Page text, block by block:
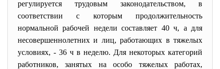
регулируется трудовым законодательством, в
соответствии с которым продолжительность
нормальной рабочей недели составляет 40 ч, а для
несовершеннолетних и лиц, работающих в тяжелых
условиях, - 36 ч в неделю. Для некоторых категорий
работников, занятых на особо тяжелых работах,